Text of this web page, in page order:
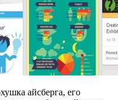
айсберга, его